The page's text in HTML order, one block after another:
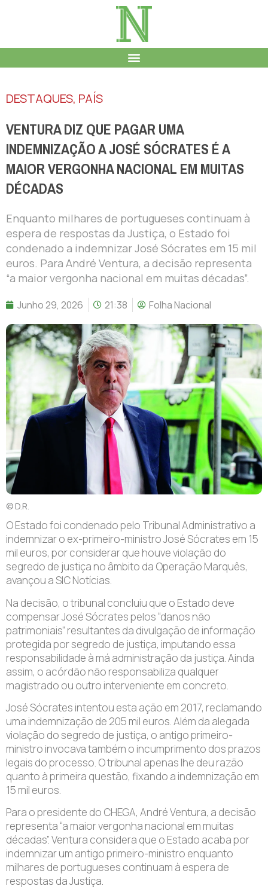
DESTAQUES, PAÍS
VENTURA DIZ QUE PAGAR UMA
INDEMNIZAÇÃO A JOSÉ SÓCRATES É A
MAIOR VERGONHA NACIONAL EM MUITAS
DÉCADAS
Enquanto milhares de portugueses continuam à
espera de respostas da Justiça, o Estado foi
condenado a indemnizar José Sócrates em 15 mil
euros. Para André Ventura, a decisão representa
“a maior vergonha nacional em muitas décadas”.
Junho 29, 2026 21:38 Folha Nacional
© D.R.
O Estado foi condenado pelo Tribunal Administrativo a
indemnizar o ex-primeiro-ministro José Sócrates em 15
mil euros, por considerar que houve violação do
segredo de justiça no âmbito da Operação Marquês,
avançou a SIC Notícias.
Na decisão, o tribunal concluiu que o Estado deve
compensar José Sócrates pelos “danos não
patrimoniais” resultantes da divulgação de informação
protegida por segredo de justiça, imputando essa
responsabilidade à má administração da justiça. Ainda
assim, o acórdão não responsabiliza qualquer
magistrado ou outro interveniente em concreto.
José Sócrates intentou esta ação em 2017, reclamando
uma indemnização de 205 mil euros. Além da alegada
violação do segredo de justiça, o antigo primeiro-
ministro invocava também o incumprimento dos prazos
legais do processo. O tribunal apenas lhe deu razão
quanto à primeira questão, fixando a indemnização em
15 mil euros.
Para o presidente do CHEGA, André Ventura, a decisão
representa “a maior vergonha nacional em muitas
décadas”. Ventura considera que o Estado acaba por
indemnizar um antigo primeiro-ministro enquanto
milhares de portugueses continuam à espera de
respostas da Justiça.